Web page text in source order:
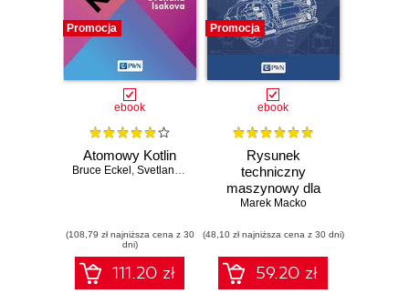
Promocja
ebook
Atomowy Kotlin
Bruce Eckel , Svetlana Isakova
(108,79 zł najniższa cena z 30
dni)
111.20 zł
Promocja
ebook
Rysunek
techniczny
maszynowy dla
automatyków i
Marek Macko
(48,10 zł najniższa cena z 30 dni)
59.20 zł